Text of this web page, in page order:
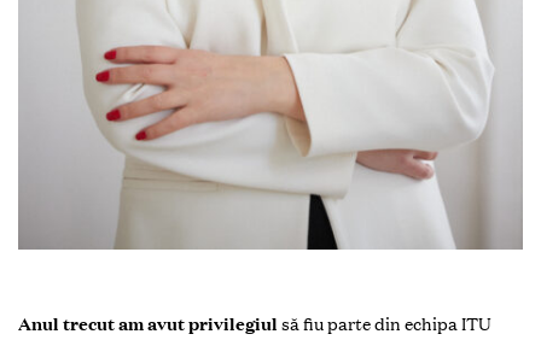
Anul trecut am avut privilegiul să fiu parte din echipa ITU